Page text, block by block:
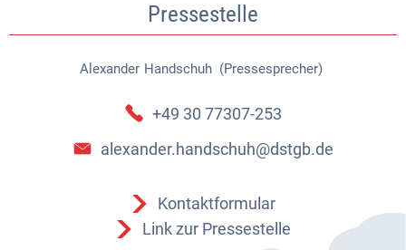
Pressestelle
Alexander Handschuh (Pressesprecher)
Alexander Handschuh
+49 30 77307-253
alexander.handschuh@dstgb.de
Kontaktformular
Link zur Pressestelle